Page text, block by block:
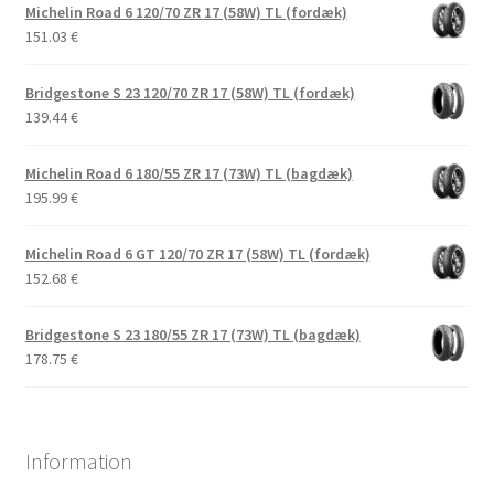
Michelin Road 6 120/70 ZR 17 (58W) TL (fordæk)
151.03 €
Bridgestone S 23 120/70 ZR 17 (58W) TL (fordæk)
139.44€
Michelin Road 6 180/55 ZR 17 (73W) TL (bagdæk)
195.99€
Michelin Road 6 GT 120/70 ZR 17 (58W) TL (fordæk)
152.68 €
Bridgestone S 23 180/55 ZR 17 (73W) TL (bagdæk)
178.75 €
Information